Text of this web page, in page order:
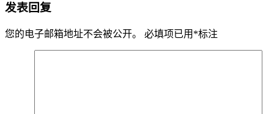
发表回复
您的电子邮箱地址不会被公开。 必填项已用 *标注